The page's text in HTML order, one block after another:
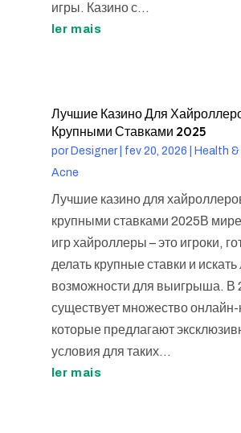
игры. Казино с...
ler mais
Лучшие Казино Для
Крупными Ставками 2025
porDesigner| fev 20, 2026
Health &
Acne
Лучшие казино для
крупными ставками 2025В
игр хайроллеры – это игроки,
делать крупные ставки и
возможности для выигрыша. В
существует множество онлайн-
которые предлагают
условия для таких...
ler mais